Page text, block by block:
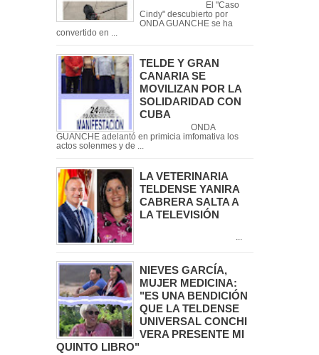
El "Caso
Cindy" descubierto por
ONDA GUANCHE se ha
convertido en ...
TELDE Y GRAN
CANARIA SE
MOVILIZAN POR LA
SOLIDARIDAD CON
CUBA
ONDA
GUANCHE adelantó en primicia imfomativa los
actos solenmes y de ...
LA VETERINARIA
TELDENSE YANIRA
CABRERA SALTA A
LA TELEVISIÓN
NIEVES GARCÍA,
MUJER MEDICINA:
"ES UNA BENDICIÓN
QUE LA TELDENSE
UNIVERSAL CONCHI
VERA PRESENTE MI
QUINTO LIBRO"